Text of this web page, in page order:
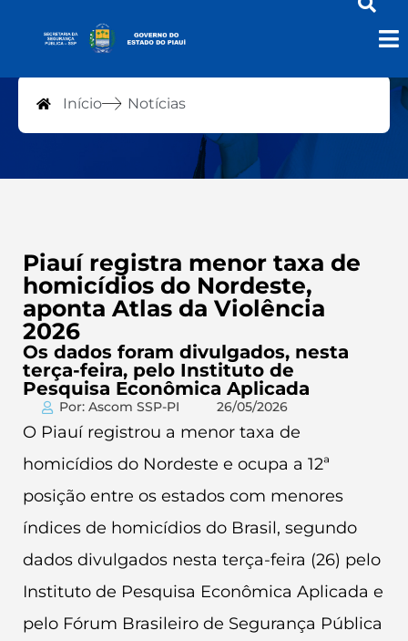
Notícias
Início Notícias
Piauí registra menor taxa de
homicídios do Nordeste,
aponta Atlas da Violência
2026
Os dados foram divulgados, nesta
terça-feira, pelo Instituto de
Pesquisa Econômica Aplicada
Por: Ascom SSP-PI 26/05/2026
O Piauí registrou a menor taxa de
homicídios do Nordeste e ocupa a 12ª
posição entre os estados com menores
índices de homicídios do Brasil, segundo
dados divulgados nesta terça-feira (26) pelo
Instituto de Pesquisa Econômica Aplicada e
pelo Fórum Brasileiro de Segurança Pública